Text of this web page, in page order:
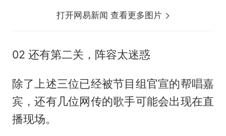
打开网易新闻 查看更多图片
02 还有第二关，阵容太迷惑
除了上述三位已经被节目组官宣的帮唱嘉
宾，还有几位网传的歌手可能会出现在直
播现场。